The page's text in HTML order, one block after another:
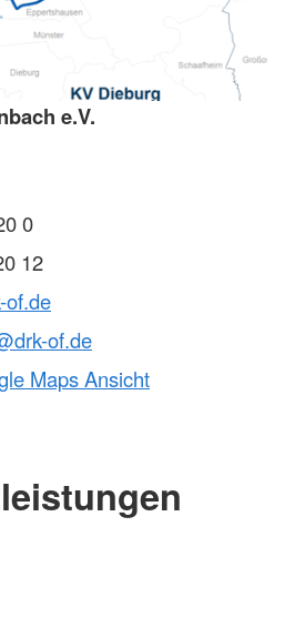
e.V.
0
12
of.de
of.de
Maps Ansicht